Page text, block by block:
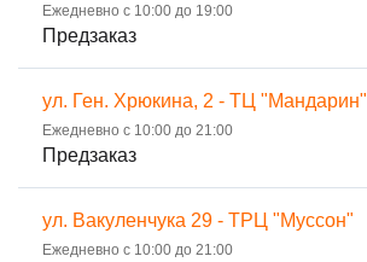
Ежедневно с 10:00 до 19:00
Предзаказ
ул. Ген. Хрюкина, 2 - ТЦ "Мандарин"
Ежедневно с 10:00 до 21:00
Предзаказ
ул. Вакуленчука 29 - ТРЦ "Муссон"
Ежедневно с 10:00 до 21:00